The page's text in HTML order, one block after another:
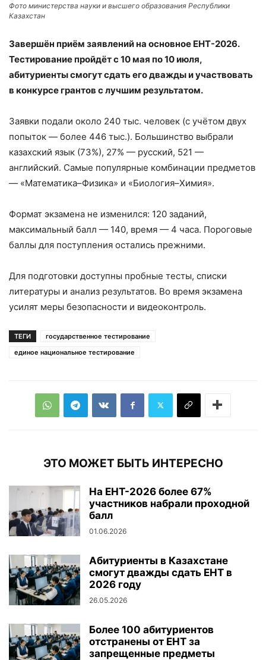
Фото министерства науки и высшего образования Республики
Казахстан
Завершён приём заявлений на основное ЕНТ-2026.
Тестирование пройдёт с 10 мая по 10 июля,
абитуриенты смогут сдать его дважды и участвовать
в конкурсе грантов с лучшим результатом.
Заявки подали около 240 тыс. человек (с учётом двух
попыток — более 446 тыс.). Большинство выбрали
казахский язык (73%), 27% — русский, 521 —
английский. Самые популярные комбинации предметов
— «Математика–Физика» и «Биология–Химия».
Формат экзамена не изменился: 120 заданий,
максимальный балл — 140, время — 4 часа. Пороговые
баллы для поступления остались прежними.
Для подготовки доступны пробные тесты, списки
литературы и анализ результатов. Во время экзамена
усилят меры безопасности и видеоконтроль.
ТЕГИ
государственное тестирование
единое национальное тестирование
ЭТО МОЖЕТ БЫТЬ ИНТЕРЕСНО
На ЕНТ-2026 более 67%
участников набрали проходной
балл
01.06.2026
Абитуриенты в Казахстане
смогут дважды сдать ЕНТ в
2026 году
26.05.2026
Более 100 абитуриентов
отстранены от ЕНТ за
запрещенные предметы